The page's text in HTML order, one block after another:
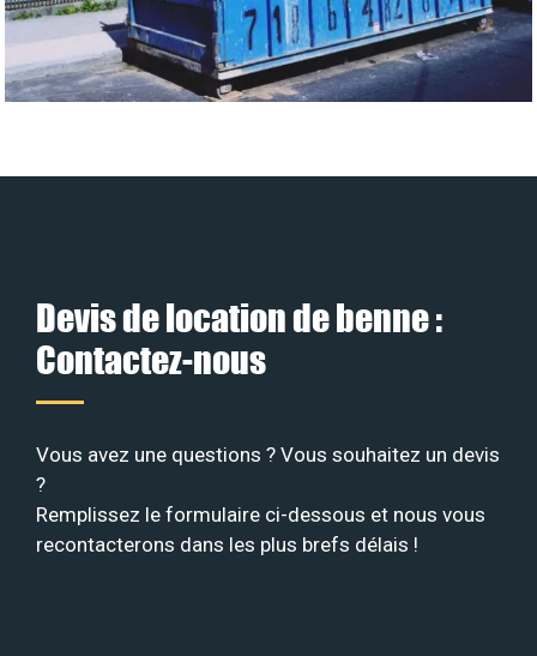
Devis de location de benne :
Contactez-nous
Vous avez une questions ? Vous souhaitez un devis
?
Remplissez le formulaire ci-dessous et nous vous
recontacterons dans les plus brefs délais !